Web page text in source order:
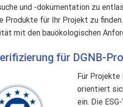
und -dokumentation zu
Produkte für Ihr Projekt zu
mit den bauökologischen
für DGNB-
Für Projekte
orientiert
ein. Die